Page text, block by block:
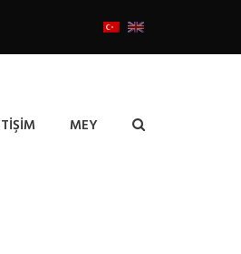
MEY